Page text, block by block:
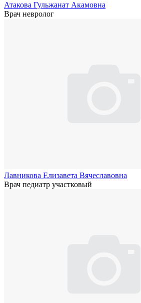
Атакова Гульжанат Акамовна
Врач невролог
Лавникова Елизавета Вячеславовна
Врач педиатр участковый